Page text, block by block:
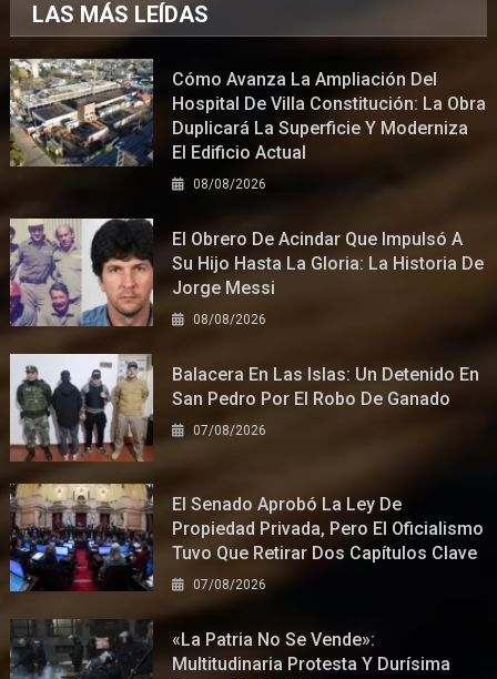
LAS MÁS LEÍDAS
Cómo Avanza La Ampliación Del
Hospital De Villa Constitución: La Obra
Duplicará La Superficie Y Moderniza
El Edificio Actual
08/08/2026
El Obrero De Acindar Que Impulsó A
Su Hijo Hasta La Gloria: La Historia De
Jorge Messi
08/08/2026
Balacera En Las Islas: Un Detenido En
San Pedro Por El Robo De Ganado
07/08/2026
El Senado Aprobó La Ley De
Propiedad Privada, Pero El Oficialismo
Tuvo Que Retirar Dos Capítulos Clave
07/08/2026
«La Patria No Se Vende»:
Multitudinaria Protesta Y Durísima